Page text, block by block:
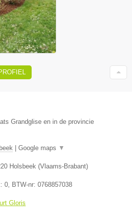
Grandglise en in de provincie
Google maps ▼
Holsbeek (Vlaams-Brabant)
0, BTW-nr: 0768857038
Gloris